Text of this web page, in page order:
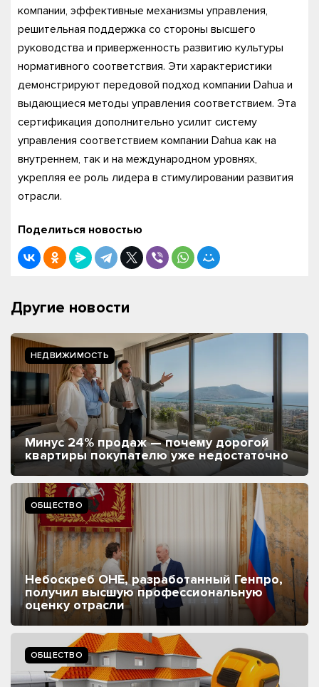
компании, эффективные механизмы управления,
решительная поддержка со стороны высшего
руководства и приверженность развитию культуры
нормативного соответствия. Эти характеристики
демонстрируют передовой подход компании Dahua и
выдающиеся методы управления соответствием. Эта
сертификация дополнительно усилит систему
управления соответствием компании Dahua как на
внутреннем, так и на международном уровнях,
укрепляя ее роль лидера в стимулировании развития
отрасли.
Поделиться новостью
Другие новости
НЕДВИЖИМОСТЬ
Минус 24% продаж — почему дорогой
квартиры покупателю уже недостаточно
ОБЩЕСТВО
Небоскреб ОНЕ, разработанный Генпро,
получил высшую профессиональную
оценку отрасли
ОБЩЕСТВО